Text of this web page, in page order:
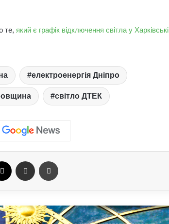
те, який є графік відключення світла у
електроенергія Дніпро
світло ДТЕК
Отправить e-mail
прикладом: історії провалів та
інвесторів
Як змусити себе менше
психологів